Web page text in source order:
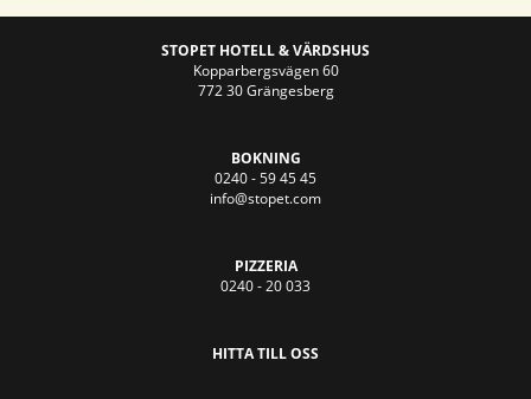
STOPET HOTELL & VÄRDSHUS
Kopparbergsvägen 60
772 30 Grängesberg
BOKNING
0240 - 59 45 45
info@stopet.com
PIZZERIA
0240 - 20 033
HITTA TILL OSS